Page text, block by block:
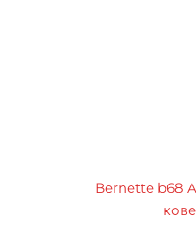
Bernette b68